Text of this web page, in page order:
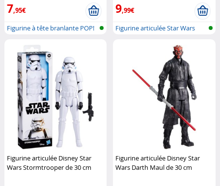
7,95€
Figurine à tête branlante POP!
9,99€
Figurine articulée Star Wars
Figurine articulée Disney Star
Wars Stormtrooper de 30 cm
Figurine articulée Disney Star
Wars Darth Maul de 30 cm